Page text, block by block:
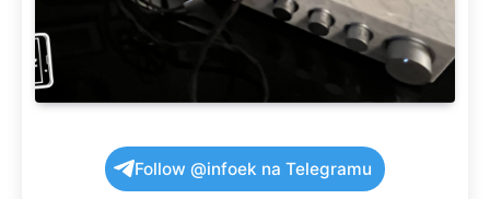
Follow @infoek na Telegramu